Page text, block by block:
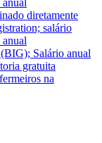
diretamente
salário
Salário anual
gratuita
na